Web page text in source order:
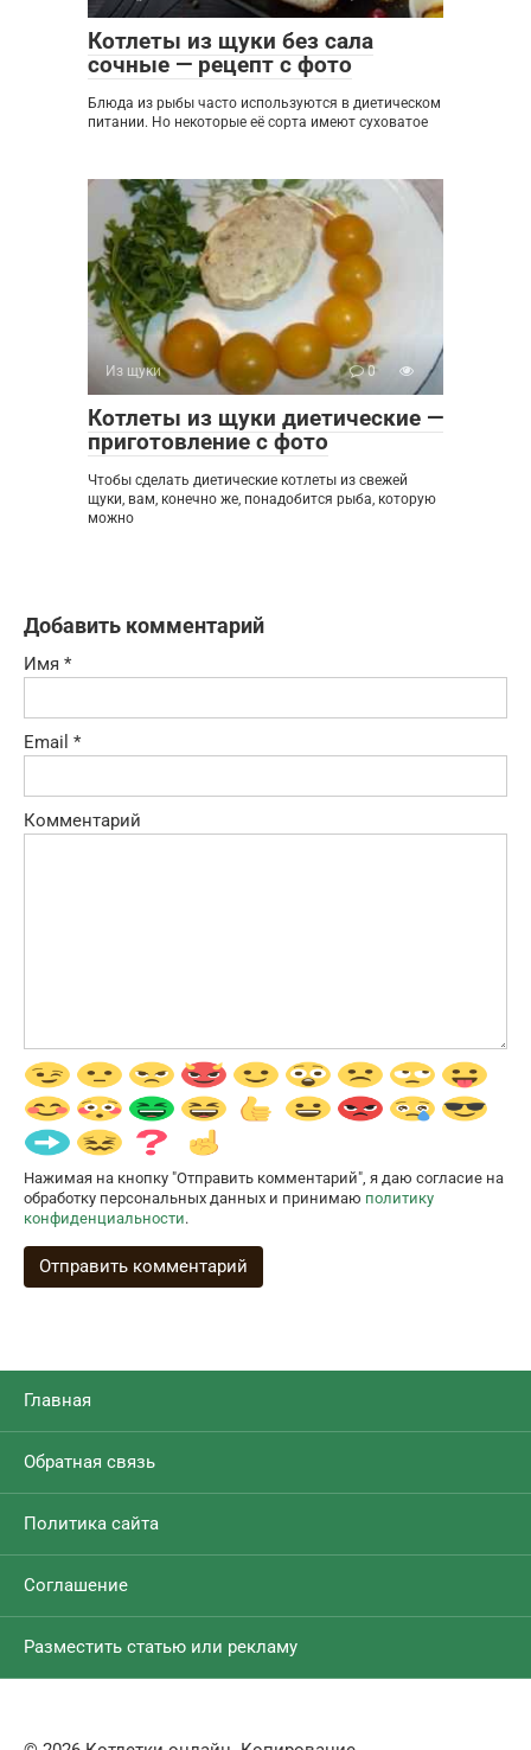
Котлеты из щуки без сала
сочные — рецепт с фото
Блюда из рыбы часто используются в диетическом
питании. Но некоторые её сорта имеют суховатое
Из щуки 0
Котлеты из щуки диетические —
приготовление с фото
Чтобы сделать диетические котлеты из свежей
щуки, вам, конечно же, понадобится рыба, которую
можно
Добавить комментарий
Имя *
Email *
Комментарий
Нажимая на кнопку "Отправить комментарий", я даю согласие на
обработку персональных данных и принимаю политику
конфиденциальности.
Главная
Обратная связь
Политика сайта
Соглашение
Разместить статью или рекламу